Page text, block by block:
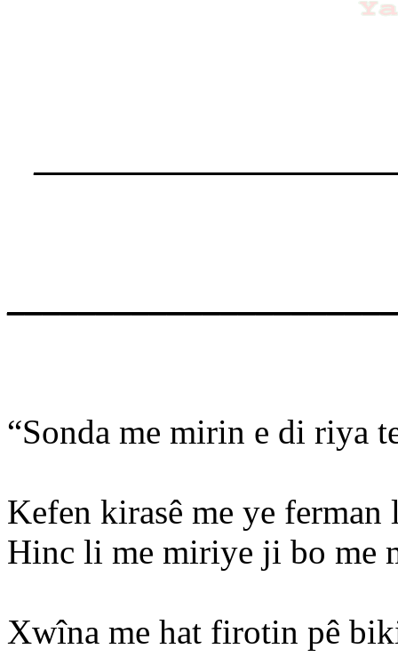
“Sonda me mirin e di riya
Kefen kirasê me ye
Hinc li me miriye ji bo me
Xwîna me hat firotin pê